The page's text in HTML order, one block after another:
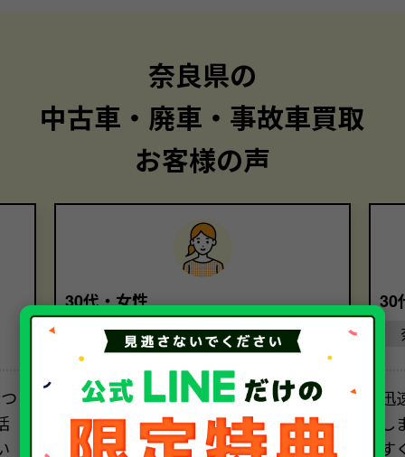
奈良県の
中古車・廃車・事故車買取
お客様の声
30代・女性
奈良県
初めての車の売却で、不安と疑問で
いっぱいでしたが、担当者の方の丁
寧なご説明のおかげで、安心して取引
30